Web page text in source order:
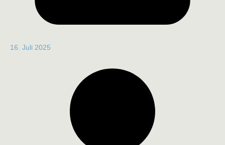
16. Juli 2025